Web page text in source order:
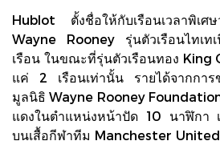
Hublot ตั้งชื่อให้กับเรือนเวลาพิเ
Wayne Rooney รุ่นตัวเรือนไทเท
เรือน ในขณะที่รุ่นตัวเรือนทอง King
แค่ 2 เรือนเท่านั้น รายได้จากการ
มูลนิธิ Wayne Rooney
แดงในตำแหน่งหน้าปัด 10 นาฬิกา
บนเสื้อกีฬาทีม Manchester